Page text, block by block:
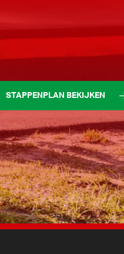
STAPPENPLAN BEKIJKEN